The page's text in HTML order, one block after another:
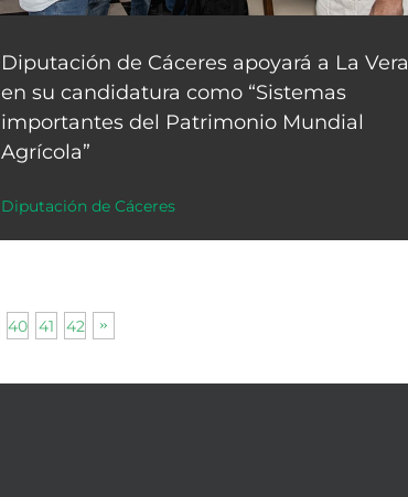
Diputación de Cáceres apoyará a La Vera
en su candidatura como “Sistemas
importantes del Patrimonio Mundial
Agrícola”
Diputación de Cáceres
40 41 42